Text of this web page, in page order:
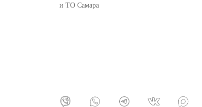
и ТО Самара